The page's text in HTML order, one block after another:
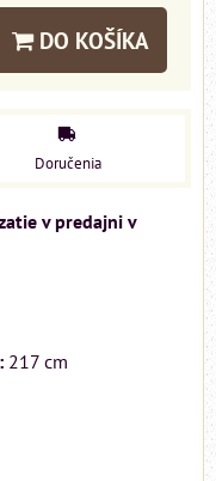
DO KOŠÍKA
Doručenia
v predajni v
217 cm